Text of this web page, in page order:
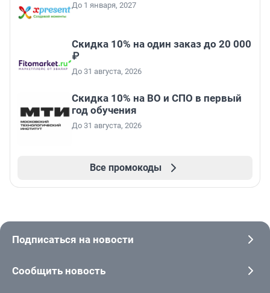
До 1 января, 2027
Скидка 10% на один заказ до 20 000
₽
До 31 августа, 2026
Скидка 10% на ВО и СПО в первый
год обучения
До 31 августа, 2026
Все промокоды
Подписаться на новости
Сообщить новость